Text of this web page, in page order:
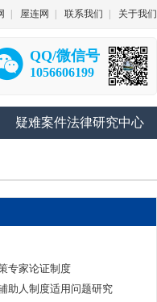
屋连网 联系我们 关于我们
QQ/微信号
1056606199
疑难案件法律研究中心
专家论证制度
助人制度适用问题研究